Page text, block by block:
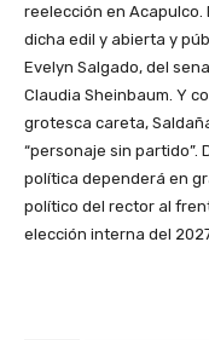
reelección en Acapulco.
dicha edil y abierta y
Evelyn Salgado, del
Claudia Sheinbaum. Y
grotesca careta,
“personaje sin partido”.
política dependerá en
político del rector al
elección interna del